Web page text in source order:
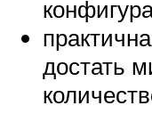
достать